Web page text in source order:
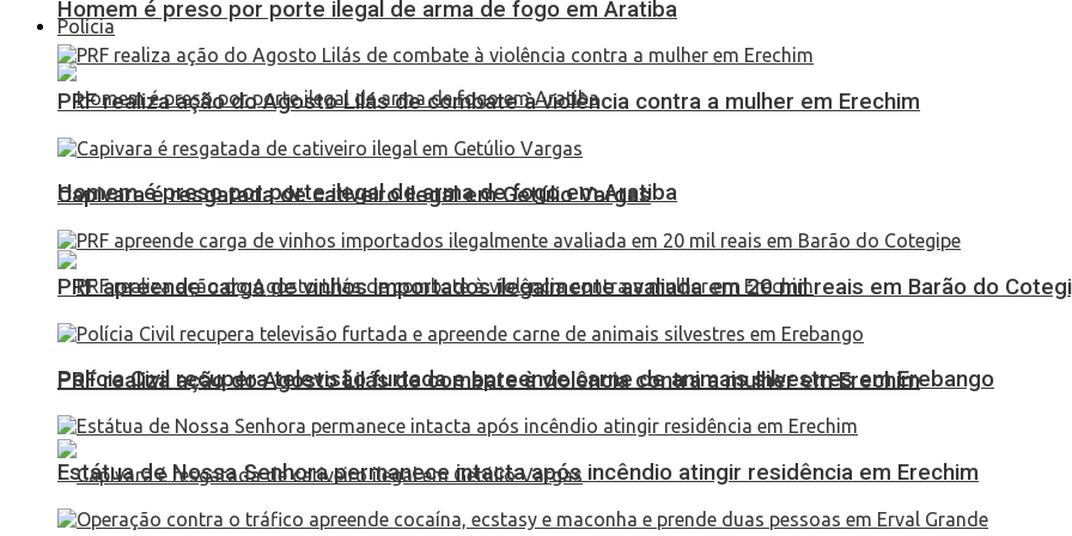
Polícia
Homem é preso por porte ilegal de arma de fogo em Aratiba
PRF realiza ação do Agosto Lilás de combate à violência contra a mulher em Erechim
Homem é preso por porte ilegal de arma de fogo em Aratiba
PRF realiza ação do Agosto Lilás de combate à violência contra a mulher em Erechim
Capivara é resgatada de cativeiro ilegal em Getúlio Vargas
PRF apreende carga de vinhos importados ilegalmente avaliada em 20 mil reais em Barão do
Polícia Civil recupera televisão furtada e apreende carne de animais silvestres em Erebango
Estátua de Nossa Senhora permanece intacta após incêndio atingir residência em Erechim